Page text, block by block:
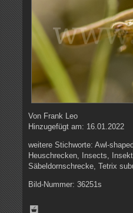
Von Frank Leo
Hinzugefügt am: 16.01.2022
weitere Stichworte:Awl-
Heuschrecken, Insects,
Säbeldornschrecke, Tetrix
Bild-Nummer:36251s